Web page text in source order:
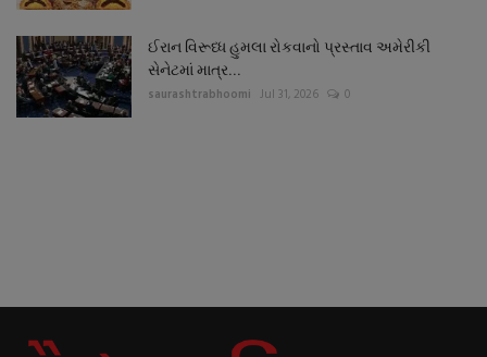
ઈરાન વિરૂધ્ધ હુમલા રોકવાનો પ્રસ્તાવ અમેરીકી
સેનેટમાં માત્ર...
saurashtrabhoomi Jul 31, 2026 0